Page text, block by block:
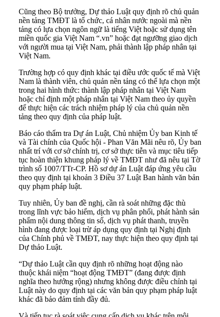
Cũng theo Bộ trưởng, Dự thảo Luật quy định rõ chủ quản
nền tảng TMĐT là tổ chức, cá nhân nước ngoài mà nền
tảng có lựa chọn ngôn ngữ là tiếng Việt hoặc sử dụng tên
miền quốc gia Việt Nam “.vn” hoặc đạt ngưỡng giao dịch
với người mua tại Việt Nam, phải thành lập pháp nhân tại
Việt Nam.
Trường hợp có quy định khác tại điều ước quốc tế mà Việt
Nam là thành viên, chủ quản nền tảng có thể lựa chọn một
trong hai hình thức: thành lập pháp nhân tại Việt Nam
hoặc chỉ định một pháp nhân tại Việt Nam theo ủy quyền
để thực hiện các trách nhiệm pháp lý của chủ quản nền
tảng theo quy định của pháp luật.
Báo cáo thẩm tra Dự án Luật, Chủ nhiệm Ủy ban Kinh tế
và Tài chính của Quốc hội - Phan Văn Mãi nêu rõ, Ủy ban
nhất trí với cơ sở chính trị, cơ sở thực tiễn và mục tiêu tiếp
tục hoàn thiện khung pháp lý về TMĐT như đã nêu tại Tờ
trình số 1007/TTr-CP. Hồ sơ dự án Luật đáp ứng yêu cầu
theo quy định tại khoản 3 Điều 37 Luật Ban hành văn bản
quy phạm pháp luật.
Tuy nhiên, Ủy ban đề nghị, cần rà soát những đặc thù
trong lĩnh vực bảo hiểm, dịch vụ phân phối, phát hành sản
phẩm nội dung thông tin số, dịch vụ phát thanh, truyền
hình đang được loại trừ áp dụng quy định tại Nghị định
của Chính phủ về TMĐT, nay thực hiện theo quy định tại
Dự thảo Luật.
“Dự thảo Luật cần quy định rõ những hoạt động nào
thuộc khái niệm “hoạt động TMĐT” (đang được định
nghĩa theo hướng rộng) nhưng không được điều chỉnh tại
Luật này do quy định tại các văn bản quy phạm pháp luật
khác đã bảo đảm tính đầy đủ.